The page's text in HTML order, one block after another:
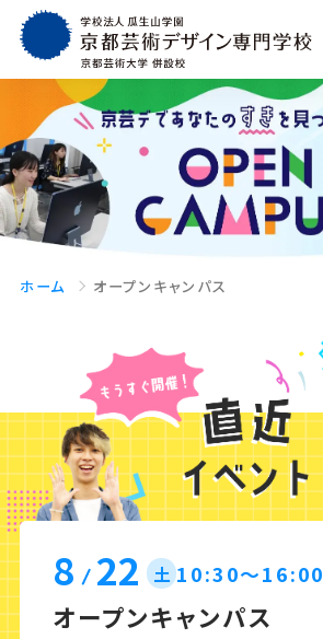
ホーム オープンキャンパス
8 22 土 10:30〜16:00
オープンキャンパス